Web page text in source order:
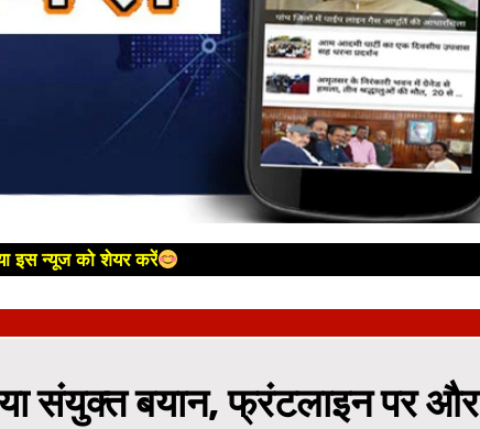
इस न्यूज को शेयर करें
संयुक्त बयान, फ्रंटलाइन पर और